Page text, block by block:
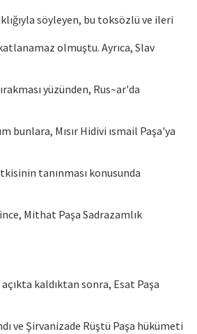
söyleyen, bu toksözlü ve ileri
olmuştu. Ayrıca, Slav
yüzünden, Rus~ar'da
bunlara, Mısır Hidivi ısmail Paşa'ya
tanınması konusunda
Mithat Paşa Sadrazamlık
kaldıktan sonra, Esat Paşa
ve Şirvanizade Rüştü Paşa hükümeti